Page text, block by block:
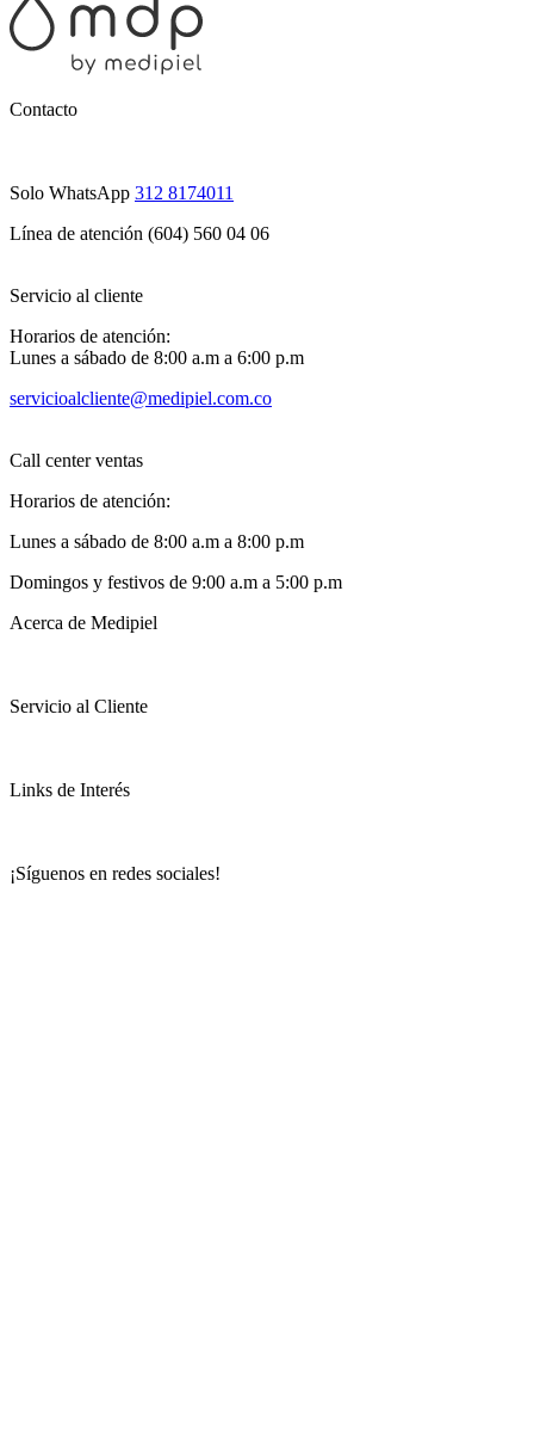
Contacto
Solo WhatsApp 312 8174011
Línea de atención (604) 560 04 06
Servicio al cliente
Horarios de atención:
Lunes a sábado de 8:00 a.m a 6:00 p.m
servicioalcliente@medipiel.com.co
Call center ventas
Horarios de atención:
Lunes a sábado de 8:00 a.m a 8:00 p.m
Domingos y festivos de 9:00 a.m a 5:00 p.m
Acerca de Medipiel
Servicio al Cliente
Links de Interés
¡Síguenos en redes sociales!